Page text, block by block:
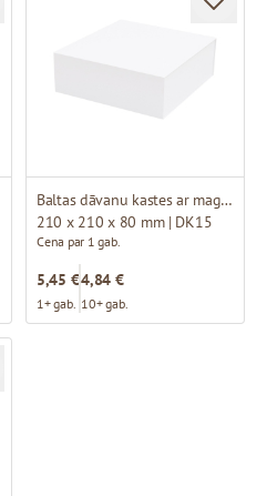
Baltas dāvanu kastes ar magnētu
210 x 210 x 80 mm | DK15
Cena par 1 gab.
5,45 €
1+ gab.
4,84 €
10+ gab.